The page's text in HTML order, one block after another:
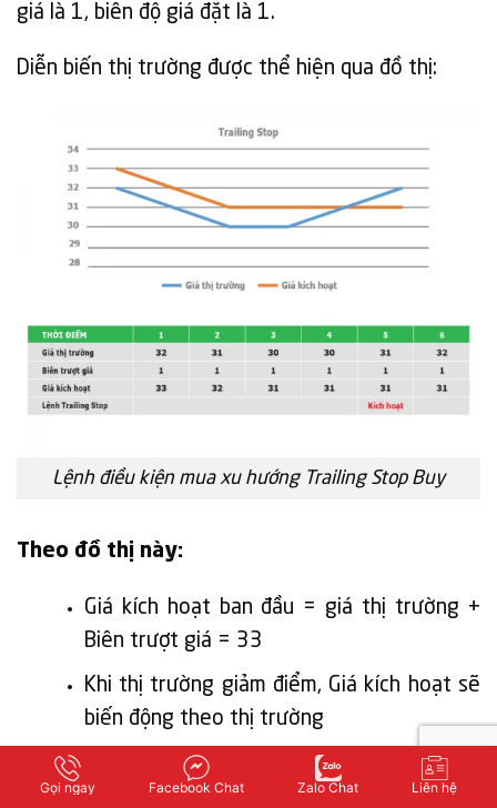
giá là 1, biên độ giá đặt là 1.
Diễn biến thị trường được thể hiện qua đồ thị:
Lệnh điều kiện mua xu hướng Trailing Stop Buy
Theo đồ thị này:
Giá kích hoạt ban đầu = giá thị trường +
Biên trượt giá = 33
Khi thị trường giảm điểm, Giá kích hoạt sẽ
biến động theo thị trường
Khi thị trường tăng điểm nhưng chưa thiết
lập đáy mới, giá kích hoạt sẽ đi ngang
Gọi ngay Facebook Chat Zalo Chat Liên hệ